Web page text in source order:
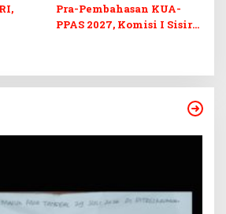
Pra-Pembahasan KUA-
PPAS 2027, Komisi I Sisir